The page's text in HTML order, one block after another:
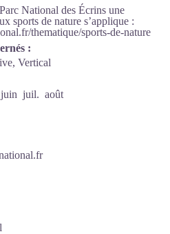
National des Écrins une
sports de nature s’applique :
thematique/sports-de-nature
:
Vertical
juin juil. août